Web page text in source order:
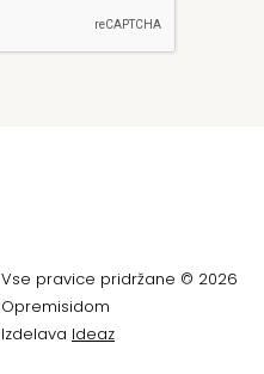
Vse pravice pridržane © 2026
Opremisidom
Izdelava Ideaz